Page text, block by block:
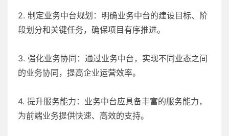
2. 制定业务中台规划：明确业务中台的建设目标、阶
段划分和关键任务，确保项目有序推进。
3. 强化业务协同：通过业务中台，实现不同业态之间
的业务协同，提高企业运营效率。
4. 提升服务能力：业务中台应具备丰富的服务能力，
为前端业务提供快速、高效的支持。